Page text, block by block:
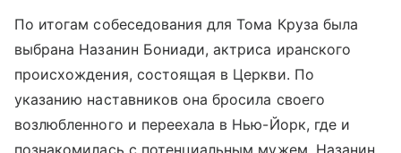
По итогам собеседования для Тома Круза была
выбрана Назанин Бониади, актриса иранского
происхождения, состоящая в Церкви. По
указанию наставников она бросила своего
возлюбленного и переехала в Нью-Йорк, где и